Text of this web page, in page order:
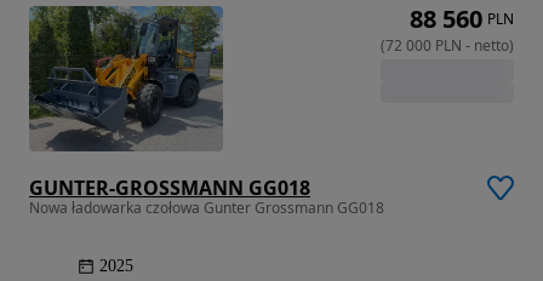
GUNTER-GROSSMANN GG018
Nowa ładowarka czołowa Gunter Grossmann GG018
2025
88 560 PLN
(72 000 PLN - netto)